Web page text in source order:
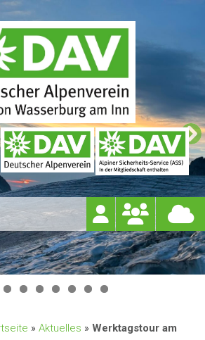
»Aktuelles »Werktagstour am